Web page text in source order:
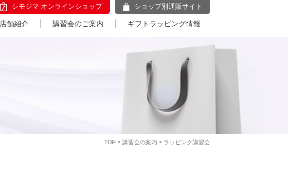
シモジマ オンラインショップ ショップ別通販サイト
店舗紹介 講習会のご案内 ギフトラッピング情報
TOP > 講習会の案内 > ラッピング講習会